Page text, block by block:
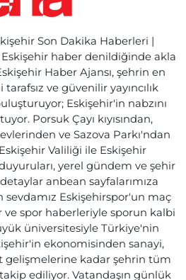
Son Dakika Haberleri |
Eskişehir haber denildiğinde akla
Haber Ajansı, şehrin en
ve güvenilir yayıncılık
Eskişehir'in nabzını
Porsuk Çayı kıyısından,
ve Sazova Parkı'ndan
Valiliği ile Eskişehir
yerel gündem ve şehir
anbean sayfalarımıza
sevdamız Eskişehirspor'un maç
ve spor haberleriyle sporun kalbi
üniversitesiyle Türkiye'nin
ekonomisinden sanayi,
gelişmelerine kadar şehrin tüm
ediliyor. Vatandaşın günlük